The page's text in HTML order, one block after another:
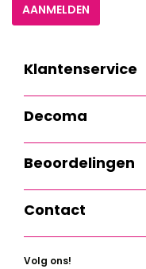
AANMELDEN
Klantenservice
Decoma
Beoordelingen
Contact
Volg ons!